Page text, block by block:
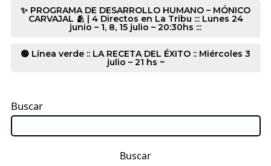
✨ PROGRAMA DE DESARROLLO HUMANO – MÓNICO
CARVAJAL 🫂 | 4 Directos en La Tribu ::: Lunes 24
junio – 1, 8, 15 julio – 20:30hs :::
🟢 Línea verde :: LA RECETA DEL ÉXITO :: Miércoles 3
julio – 21 hs ~
Buscar
Buscar